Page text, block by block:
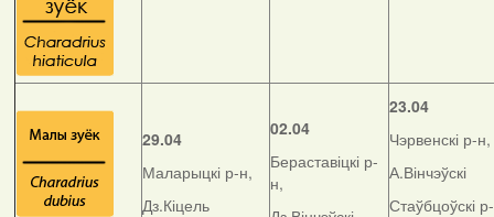
29.04
Маларыцкі р-н,
Дз.Кіцель
02.04
Бераставіцкі р-
н,
23.04
Чэрвенскі р-н,
А.Вінчэўскі
Стаўбцоўскі